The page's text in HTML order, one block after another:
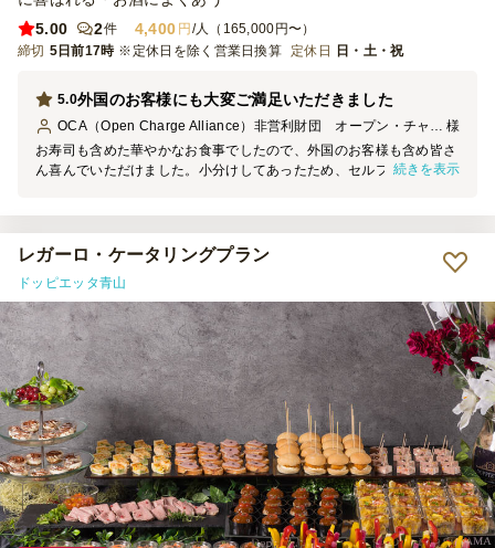
5.00
2件 4,400 円/人（165,000円〜）
締切 5日前17時 ※定休日を除く営業日換算 定休日 日・土・祝
外国のお客様にも大変ご満足いただきました
5.0
様
お寿司も含めた華やかなお食事でしたので、外国のお客様も含め皆さ
ん喜んでいただけました。小分けしてあったため、セルフサービスも
問題ありませんでしたが、参加者の中にそういったご要望がある場合
には配慮したいと思いました。 サービススタッフの皆さんは時間通
りに到着、現場の状況にフレクシブルに御対応いただきました。サー
ビスも内容も会場のルールに従って的確に動いていただき、助かりま
した。台風到着の前夜ということでお食事を召し上がらずに帰られた
お客様がいたため、少し食べ物が残ってしまいましたが、これはどう
しようもないので仕方ないですね。またお願いしたいと思います。
続きを表示
レガーロ・ケータリングプラン
ドッピエッタ青山